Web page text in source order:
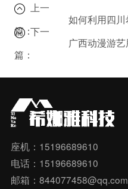
上一
篇：下一
篇：
座机：15196689610
电话：15196689610
邮箱：844077458@qq.com